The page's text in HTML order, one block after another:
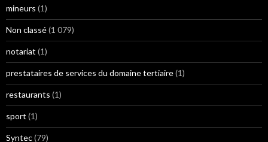
mineurs (1)
Non classé(1 079)
notariat (1)
prestataires de services du domaine tertiaire(1)
restaurants (1)
sport (1)
Syntec(79)